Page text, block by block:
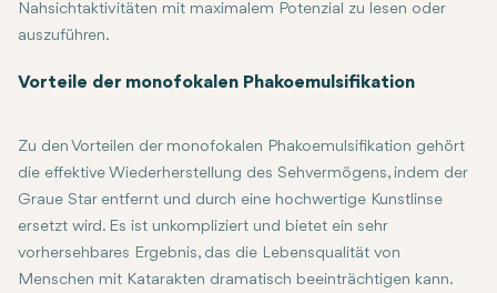
Nahsichtaktivitäten mit maximalem Potenzial zu lesen oder
auszuführen.
Vorteile der monofokalen Phakoemulsifikation
Zu den Vorteilen der monofokalen Phakoemulsifikation gehört
die effektive Wiederherstellung des Sehvermögens, indem der
Graue Star entfernt und durch eine hochwertige Kunstlinse
ersetzt wird. Es ist unkompliziert und bietet ein sehr
vorhersehbares Ergebnis, das die Lebensqualität von
Menschen mit Katarakten dramatisch beeinträchtigen kann.